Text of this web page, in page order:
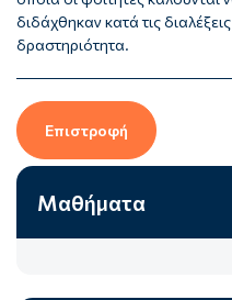
διδάχθηκαν κατά τις
δραστηριότητα.
Επιστροφή
Μαθήματα